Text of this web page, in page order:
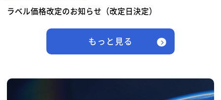
ラベル価格改定のお知らせ（改定日決定）
もっと見る